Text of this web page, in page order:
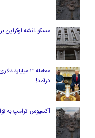
مسکو نقشه اوکراین
معامله ۱۴
درآمد!
آکسیوس: ترامپ به توافق